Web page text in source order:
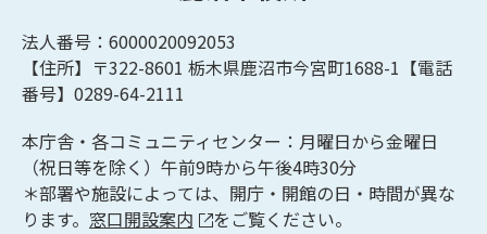
法人番号：6000020092053
【住所】〒322-8601 栃木県鹿沼市今宮町1688-1【電話
番号】0289-64-2111
本庁舎・各コミュニティセンター：月曜日から金曜日
（祝日等を除く）午前9時から午後4時30分
＊部署や施設によっては、開庁・開館の日・時間が異な
ります。 窓口開設案内 をご覧ください。